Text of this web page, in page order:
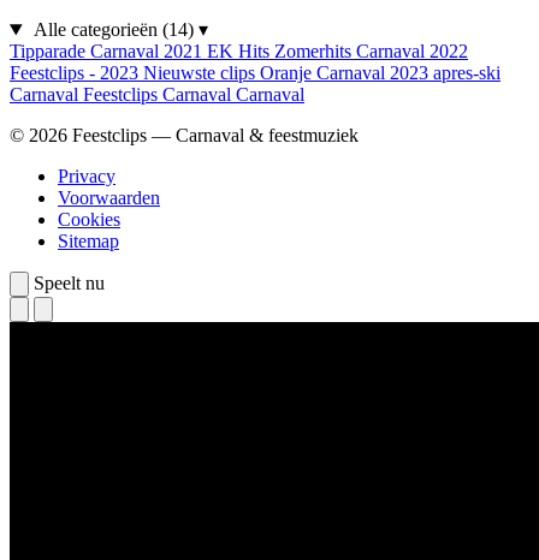
Alle categorieën (14) ▾
Tipparade Carnaval 2021 EK Hits Zomerhits Carnaval 2022
Feestclips - 2023 Nieuwste clips Oranje Carnaval 2023 apres-ski
Carnaval Feestclips Carnaval Carnaval
© 2026 Feestclips — Carnaval & feestmuziek
Privacy
Voorwaarden
Cookies
Sitemap
Speelt nu